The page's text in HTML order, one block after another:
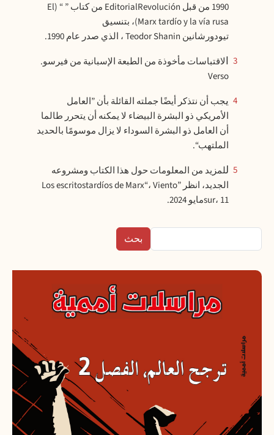
1990 من قبل EditorialRevolución من كتاب ” “ (El
Marx tardío y la vía rusa)، بتنسيق
تيودورشانين Teodor Shanin ، الذي صدر عام 1990.
3 الاقتباسات مأخوذة من الطبعة الإسبانية من فيرسو.
Verso
4 يجب أن نتذكر أيضًا جملته القائلة بأن ”العامل
الأمريكي ذو البشرة البيضاء لا يمكنه أن يتحرر طالما
أن العامل ذو البشرة السوداء لا يزال موسومًا بالحديد
الملتهب“.
5 للمزيد من المعلومات حول هذا الكتاب ومشروعه
الجديد، انظر ”Los escritostardíos de Marx“، Viento
sur، 11مايو 2024.